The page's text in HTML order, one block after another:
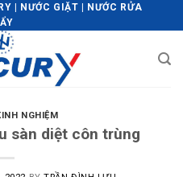
| NƯỚC GIẶT | NƯỚC RỬA
NGHIỆM
sàn diệt côn trùng